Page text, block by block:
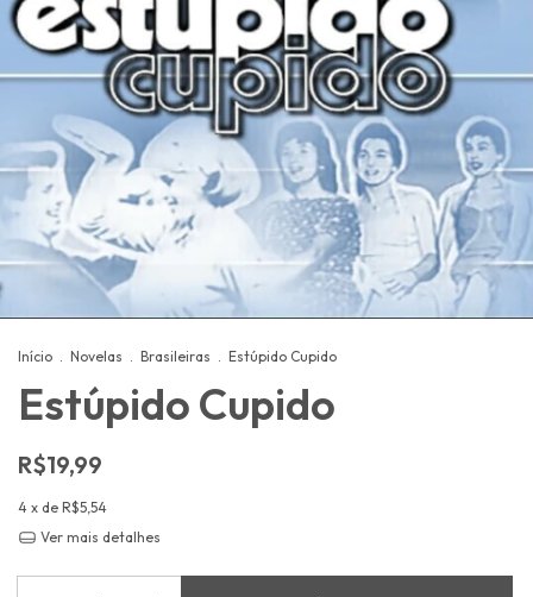
Início . Novelas . Brasileiras . Estúpido Cupido
Estúpido Cupido
R$19,99
4 x de R$5,54
Ver mais detalhes